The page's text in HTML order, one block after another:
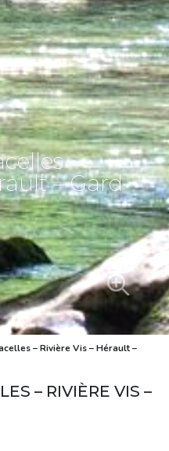
–
– Gard
– Rivière Vis – Hérault –
– RIVIÈRE VIS –